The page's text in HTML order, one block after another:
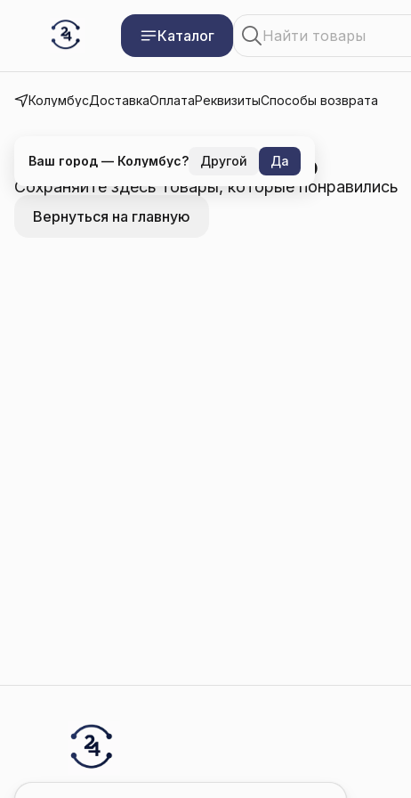
Каталог
КолумбусДоставкаОплатаРеквизитыСпособы возврата
В избранном пока пусто
Сохраняйте здесь товары, которые понравились
Вернуться на главную
Ваш город — Колумбус? Другой Да